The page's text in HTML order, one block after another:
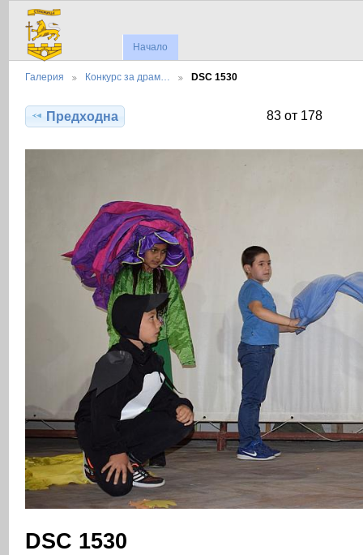
Начало
Галерия Конкурс за драм… DSC 1530
Предходна 83 от 178
DSC 1530